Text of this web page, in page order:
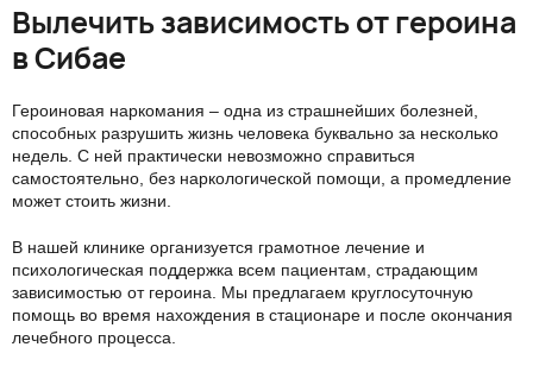
Вылечить зависимость от героина
в Сибае
Героиновая наркомания – одна из страшнейших болезней,
способных разрушить жизнь человека буквально за несколько
недель. С ней практически невозможно справиться
самостоятельно, без наркологической помощи, а промедление
может стоить жизни.
В нашей клинике организуется грамотное лечение и
психологическая поддержка всем пациентам, страдающим
зависимостью от героина. Мы предлагаем круглосуточную
помощь во время нахождения в стационаре и после окончания
лечебного процесса.